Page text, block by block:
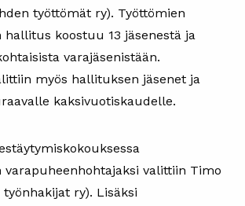
työttömät ry). Työttömien
hallitus koostuu 13 jäsenestä ja
varajäsenistään.
myös hallituksen jäsenet ja
kaksivuotiskaudelle.
varapuheenhohtajaksi valittiin Timo
ry). Lisäksi